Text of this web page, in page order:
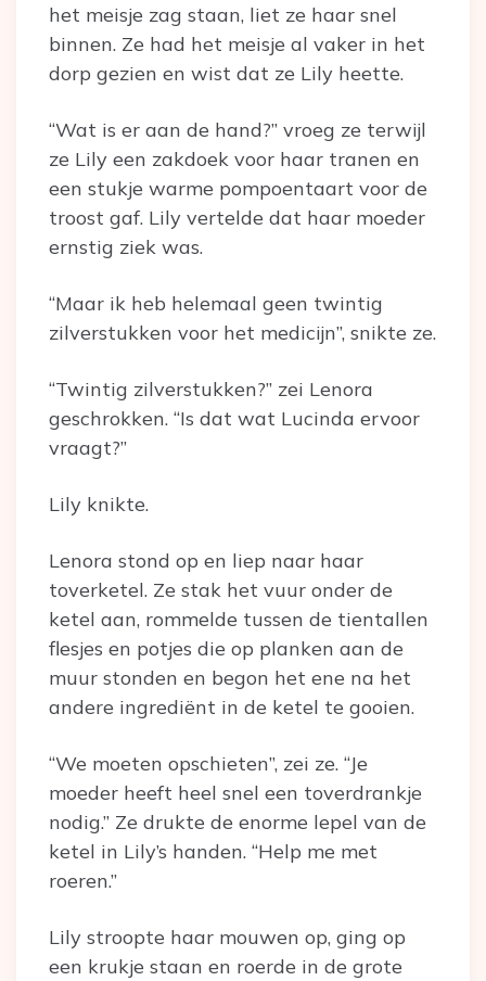
het meisje zag staan, liet ze haar snel
binnen. Ze had het meisje al vaker in het
dorp gezien en wist dat ze Lily heette.
“Wat is er aan de hand?” vroeg ze terwijl
ze Lily een zakdoek voor haar tranen en
een stukje warme pompoentaart voor de
troost gaf. Lily vertelde dat haar moeder
ernstig ziek was.
“Maar ik heb helemaal geen twintig
zilverstukken voor het medicijn”, snikte ze.
“Twintig zilverstukken?” zei Lenora
geschrokken. “Is dat wat Lucinda ervoor
vraagt?”
Lily knikte.
Lenora stond op en liep naar haar
toverketel. Ze stak het vuur onder de
ketel aan, rommelde tussen de tientallen
flesjes en potjes die op planken aan de
muur stonden en begon het ene na het
andere ingrediënt in de ketel te gooien.
“We moeten opschieten”, zei ze. “Je
moeder heeft heel snel een toverdrankje
nodig.” Ze drukte de enorme lepel van de
ketel in Lily’s handen. “Help me met
roeren.”
Lily stroopte haar mouwen op, ging op
een krukje staan en roerde in de grote